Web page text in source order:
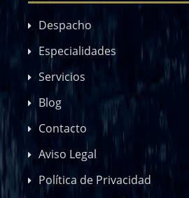
Despacho
Especialidades
Servicios
Blog
Contacto
Aviso Legal
Política de Privacidad